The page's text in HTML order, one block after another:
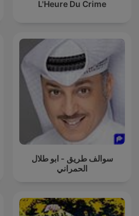
L'Heure Du Crime
سوالف طريق - ابو طلال
الحمراني